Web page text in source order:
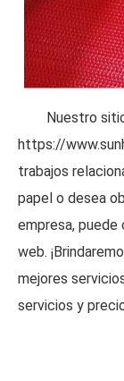
Nuestro
https://
trabajos
papel o desea
empresa,
web.
mejores
servicios y